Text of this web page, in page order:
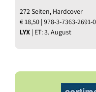
272 Seiten, Hardcover
€ 18,50 | 978-3-7363-2691-0
LYX | ET: 3. August